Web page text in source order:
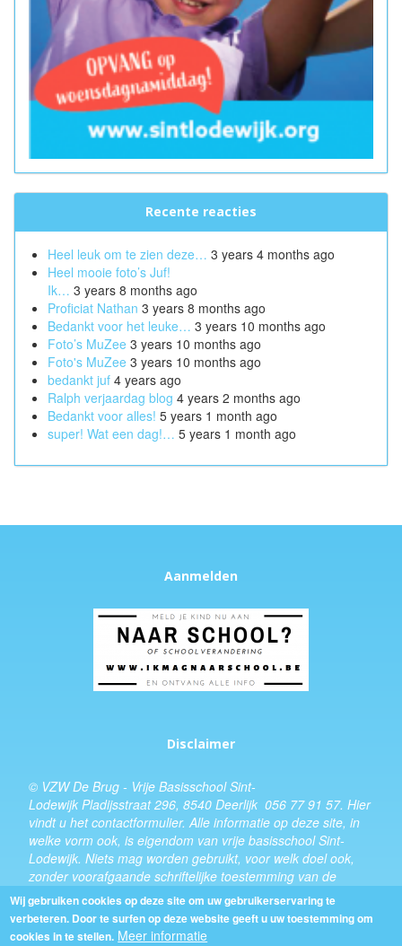
Recente reacties
Heel leuk om te zien deze… 3 years 4 months ago
Heel mooie foto’s Juf!
Ik… 3 years 8 months ago
Proficiat Nathan 3 years 8 months ago
Bedankt voor het leuke… 3 years 10 months ago
Foto’s MuZee 3 years 10 months ago
Foto's MuZee 3 years 10 months ago
bedankt juf 4 years ago
Ralph verjaardag blog 4 years 2 months ago
Bedankt voor alles! 5 years 1 month ago
super! Wat een dag!… 5 years 1 month ago
Aanmelden
Disclaimer
© VZW De Brug - Vrije Basisschool Sint-
Lodewijk Pladijsstraat 296, 8540 Deerlijk 056 77 91 57. Hier
vindt u hetcontactformulier. Alle informatie op deze site, in
welke vorm ook, is eigendom van vrije basisschool Sint-
Lodewijk. Niets mag worden gebruikt, voor welk doel ook,
zonder voorafgaande schriftelijke toestemming van de
schooldirecteur.
Design:Kevin Van Eenoo
Wij gebruiken cookies op deze site om uw gebruikerservaring te
verbeteren. Door te surfen op deze website geeft u uw toestemming om
cookies in te stellen. Meer informatie